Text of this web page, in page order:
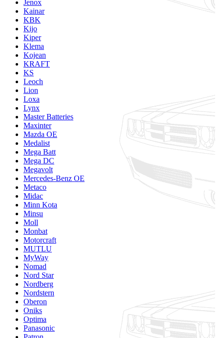
Jenox
Kainar
KBK
Kijo
Kiper
Klema
Kojean
KRAFT
KS
Leoch
Lion
Loxa
Lynx
Master Batteries
Maxinter
Mazda OE
Medalist
Mega Batt
Mega DC
Megavolt
Mercedes-Benz OE
Metaco
Midac
Minn Kota
Minsu
Moll
Monbat
Motorcraft
MUTLU
MyWay
Nomad
Nord Star
Nordberg
Nordstern
Oberon
Oniks
Optima
Panasonic